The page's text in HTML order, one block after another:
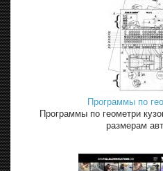
Программы по
Программы по геометри
размерам